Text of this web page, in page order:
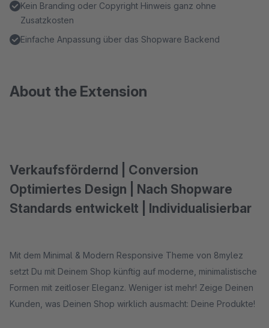
Kein Branding oder Copyright Hinweis ganz ohne
Zusatzkosten
Einfache Anpassung über das Shopware Backend
About the Extension
Verkaufsfördernd | Conversion
Optimiertes Design | Nach Shopware
Standards entwickelt | Individualisierbar
Mit dem Minimal & Modern Responsive Theme von 8mylez
setzt Du mit Deinem Shop künftig auf moderne, minimalistische
Formen mit zeitloser Eleganz. Weniger ist mehr! Zeige Deinen
Kunden, was Deinen Shop wirklich ausmacht: Deine Produkte!